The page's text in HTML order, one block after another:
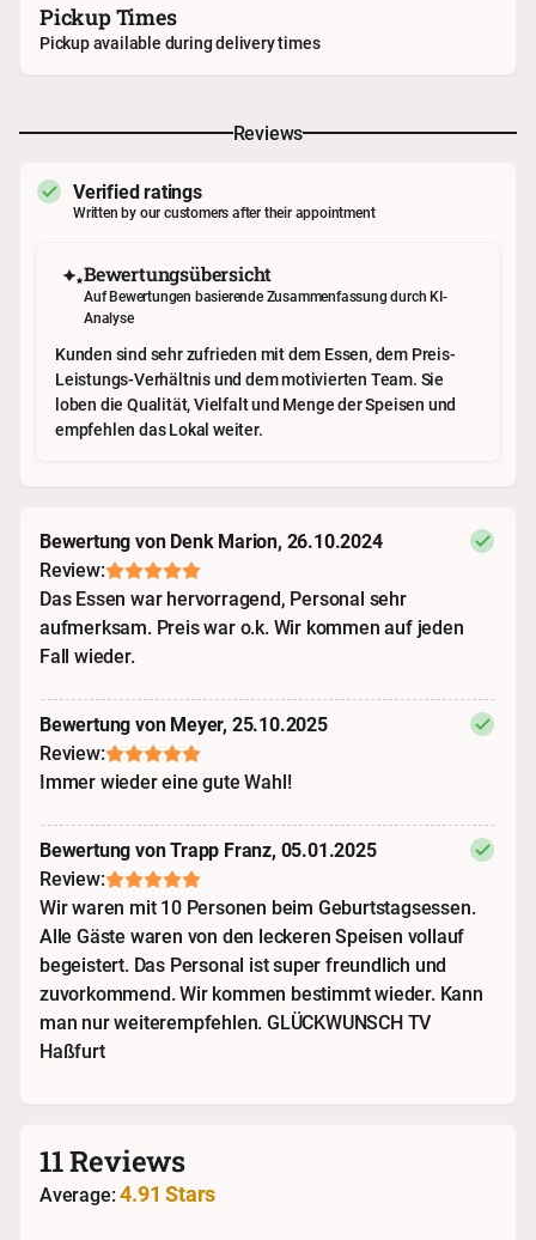
Pickup Times
Pickup available during delivery times
Reviews
Verified ratings
Written by our customers after their appointment
Bewertungsübersicht
Auf Bewertungen basierende Zusammenfassung durch KI-
Analyse
Kunden sind sehr zufrieden mit dem Essen, dem Preis-
Leistungs-Verhältnis und dem motivierten Team. Sie
loben die Qualität, Vielfalt und Menge der Speisen und
empfehlen das Lokal weiter.
Bewertung von Denk Marion, 26.10.2024
Review:
Das Essen war hervorragend, Personal sehr
aufmerksam. Preis war o.k. Wir kommen auf jeden
Fall wieder.
Bewertung von Meyer, 25.10.2025
Review:
Immer wieder eine gute Wahl!
Bewertung von Trapp Franz, 05.01.2025
Review:
Wir waren mit 10 Personen beim Geburtstagsessen.
Alle Gäste waren von den leckeren Speisen vollauf
begeistert. Das Personal ist super freundlich und
zuvorkommend. Wir kommen bestimmt wieder. Kann
man nur weiterempfehlen. GLÜCKWUNSCH TV
Haßfurt
11 Reviews
Average:4.91 Stars